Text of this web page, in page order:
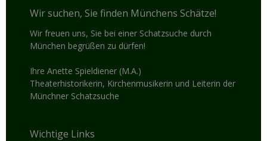
Wir suchen, Sie finden Münchens Schätze!
Wir freuen uns, Sie bei einer Schatzsuche durch
München begrüßen zu dürfen!
Ihre Anette Spieldiener (M.A.)
Theaterhistorikerin, Kirchenmusikerin und Leiterin der
Münchner Schatzsuche
Wichtige Links